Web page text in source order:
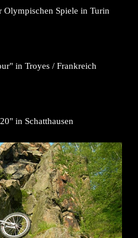
Olympischen Spiele in Turin
in Troyes / Frankreich
in Schatthausen